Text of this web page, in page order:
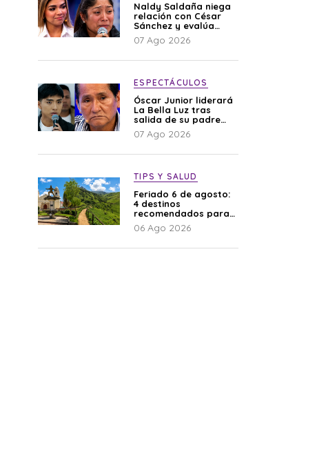
Naldy Saldaña niega
relación con César
Sánchez y evalúa
denunciar a su
esposa: “Es una
07 Ago 2026
ESPECTÁCULOS
Óscar Junior liderará
La Bella Luz tras
salida de su padre
por polémica con
Naldy Saldaña
07 Ago 2026
TIPS Y SALUD
Feriado 6 de agosto:
4 destinos
recomendados para
disfrutar el descanso
06 Ago 2026